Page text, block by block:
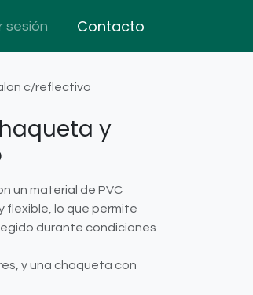
sesión Contacto
c/reflectivo
y
un material de PVC
flexible, lo que permite
durante condiciones
y una chaqueta con